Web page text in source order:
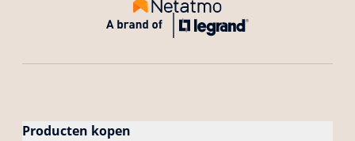
Producten kopen